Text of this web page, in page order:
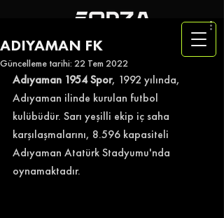
ADIYAMAN FK
Güncelleme tarihi: 22 Tem 2022
Adıyaman 1954 Spor, 1992 yılında,
Adıyaman ilinde kurulan futbol
kulübüdür. Sarı yeşilli ekip iç saha
karşılaşmalarını, 8.596 kapasiteli
Adıyaman Atatürk Stadyumu'nda
oynamaktadır.